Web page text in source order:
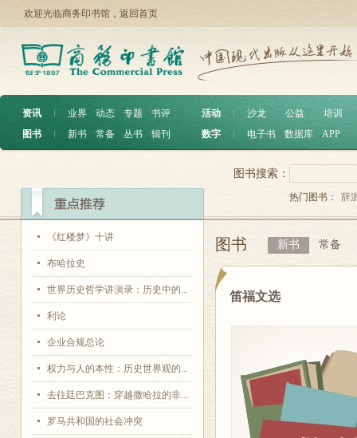
欢迎光临商务印书馆， 返回首页
资讯 ︱ 业界 动态 专题
书评
图书
︱ 新书 常备 丛书 辑刊
活动 沙龙 公益
培训
数字
电子书 数据库 APP
《红楼梦》十讲
布哈拉史
世界历史哲学讲演录：历史中的...
利论
企业合规总论
权力与人的本性：历史世界观的...
去往廷巴克图：穿越撒哈拉的非...
罗马共和国的社会冲突
图书搜索：
热门图书： 辞
图书 新书 常备
笛福文选